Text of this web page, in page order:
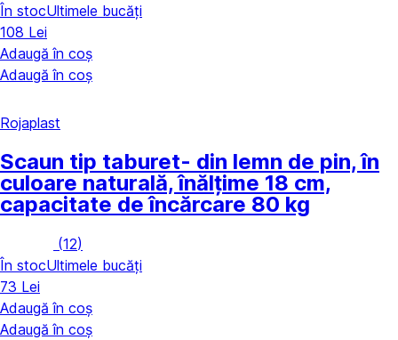
În stocUltimele bucăți
108 Lei
Adaugă în coș
Adaugă în coș
Rojaplast
Scaun tip taburet- din lemn de pin, în
culoare naturală, înălțime 18 cm,
capacitate de încărcare 80 kg
(12)
În stocUltimele bucăți
73 Lei
Adaugă în coș
Adaugă în coș